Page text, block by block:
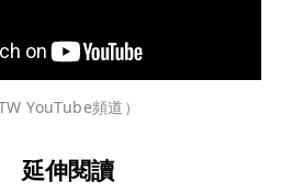
YouTube頻道）
延伸閱讀